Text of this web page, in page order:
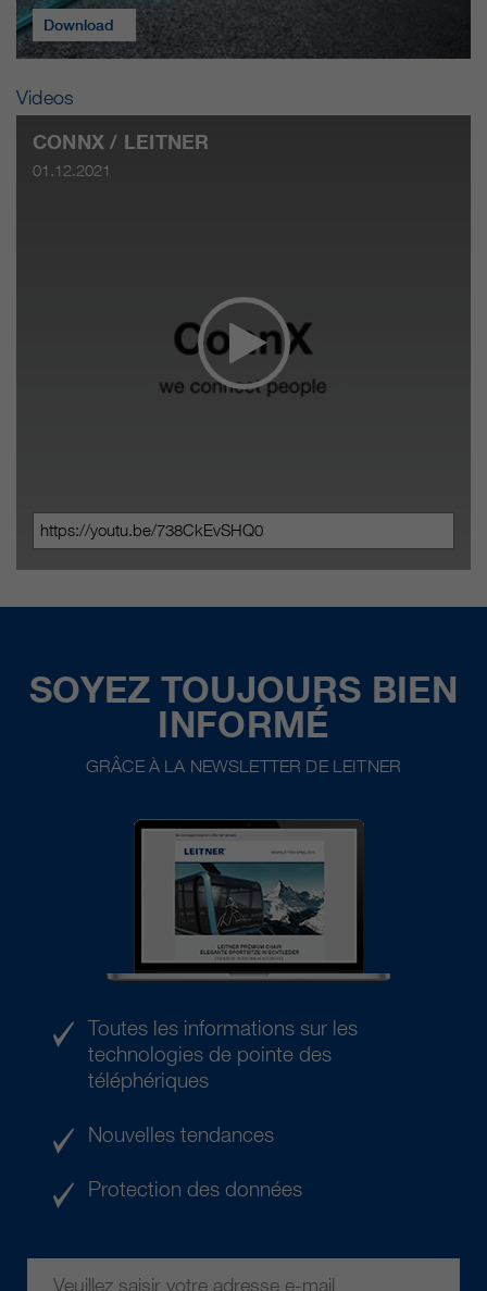
Download
Videos
CONNX / LEITNER
01.12.2021
SOYEZ TOUJOURS BIEN
INFORMÉ
GRÂCE À LA NEWSLETTER DE LEITNER
Toutes les informations sur les
technologies de pointe des
téléphériques
Nouvelles tendances
Protection des données